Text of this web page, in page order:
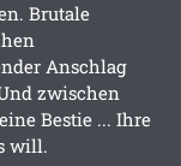
Brutale
Anschlag
zwischen
Bestie ... Ihre
will.